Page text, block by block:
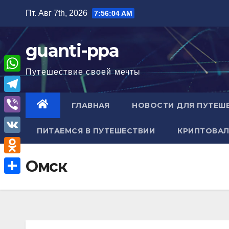
содержимому
Пт. Авг 7th, 2026 7:56:05 AM
guanti-ppa
Путешествие своей мечты
ГЛАВНАЯ НОВОСТИ ДЛЯ
ПИТАЕМСЯ В ПУТЕШЕСТВИИ
Омск
W
h
a
A
T
e
l
e
g
V
i
b
e
V
K
O